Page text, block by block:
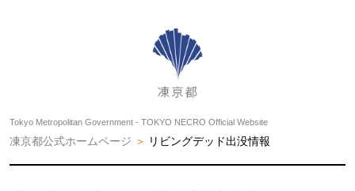
Tokyo Metropolitan Government - TOKYO NECRO Official Website
凍京都公式ホームページ リビングデッド出没情報